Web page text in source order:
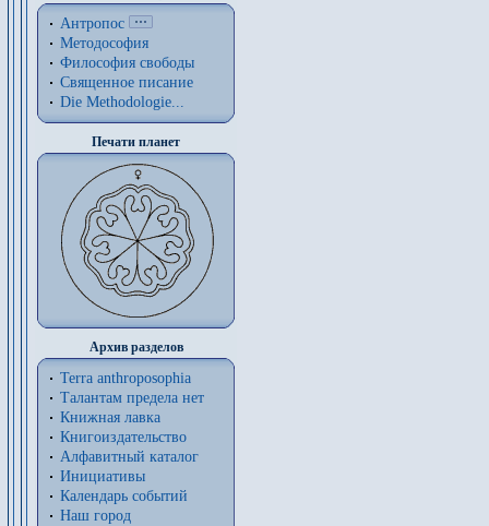
Антропос
Методософия
Философия cвободы
Священное писание
Die Methodologie...
Печати планет
Архив разделов
Terra anthroposophia
Талантам предела нет
Книжная лавка
Книгоиздательство
Алфавитный каталог
Инициативы
Календарь событий
Наш город